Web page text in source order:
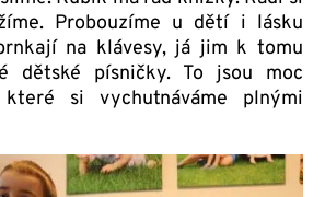
Probouzíme u dětí i lásku
na klávesy, já jim k tomu
dětské písničky. To jsou moc
si vychutnáváme plnými